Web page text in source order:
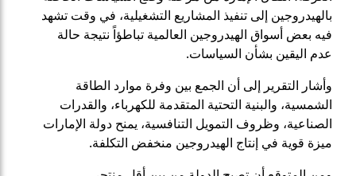
بالهيدروجين إلى تنفيذ المشاريع التشغيلية، في وقت تشهد
فيه بعض أسواق الهيدروجين العالمية تباطؤاً نتيجة حالة
عدم اليقين بشأن السياسات.
وأشار التقرير إلى أن الجمع بين وفرة موارد الطاقة
الشمسية، والبنية التحتية المتقدمة للكهرباء، والقدرات
الصناعية، وظروف التمويل التنافسية، يمنح دولة الإمارات
ميزة قوية في إنتاج الهيدروجين منخفض التكلفة.